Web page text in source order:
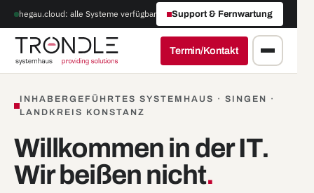
hegau.cloud: alle Systeme verfügbar Support & Fernwartung
Termin/Kontakt
INHABERGEFÜHRTES SYSTEMHAUS · SINGEN ·
LANDKREIS KONSTANZ
Willkommen in der IT.
Wir beißen nicht.